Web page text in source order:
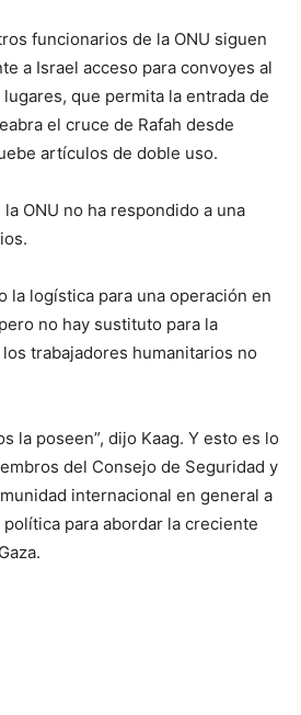
funcionarios de la ONU siguen
a Israel acceso para convoyes al
que permita la entrada de
el cruce de Rafah desde
artículos de doble uso.
ONU no ha respondido a una
la logística para una operación en
no hay sustituto para la
trabajadores humanitarios no
la poseen”, dijo Kaag. Y esto es lo
del Consejo de Seguridad y
internacional en general a
para abordar la creciente